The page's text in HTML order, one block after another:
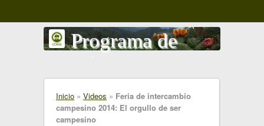
Programa de
del territorio
Amanalco - Valle de Bravo
Inicio » Videos » Feria de intercambio
campesino 2014: El orgullo de ser
campesino